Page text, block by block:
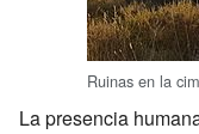
Ruinas en la
La presencia